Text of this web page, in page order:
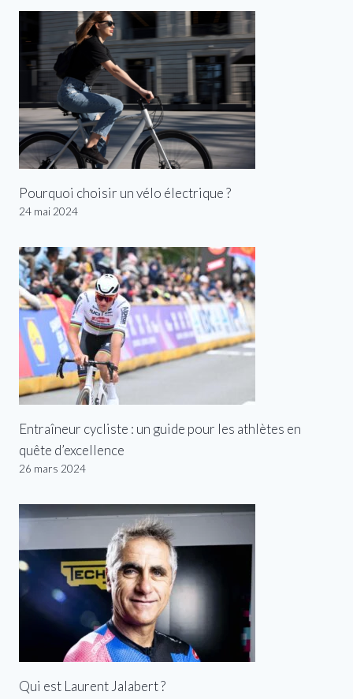
Pourquoi choisir un vélo électrique ?
24 mai 2024
Entraîneur cycliste : un guide pour les athlètes en
quête d’excellence
26 mars 2024
Qui est Laurent Jalabert ?